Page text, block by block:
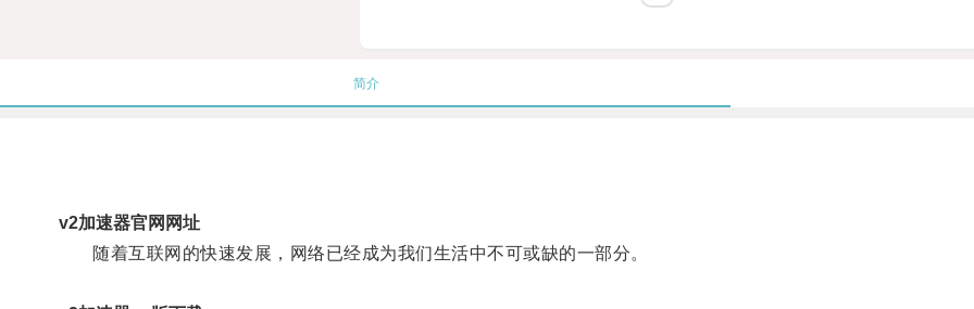
简介
v2加速器官网网址
随着互联网的快速发展，网络已经成为我们生活中不可或缺的一部分。